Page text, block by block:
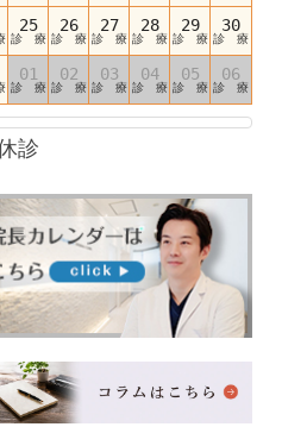
25
診 療
26
診 療
27
診 療
28
診 療
29
診 療
30
診 療
01
診 療
02
診 療
03
診 療
04
診 療
05
診 療
06
診 療
診